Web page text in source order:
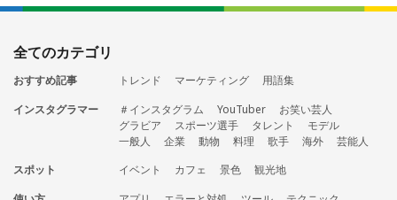
全てのカテゴリ
おすすめ記事 トレンド マーケティング
用語集
インスタグラマー
＃インスタグラム YouTuber
お笑い芸人
グラビア
スポーツ選手 タレント
モデル
一般人
企業 動物 料理 歌手 海外
芸能人
スポット
イベント カフェ 景色
観光地